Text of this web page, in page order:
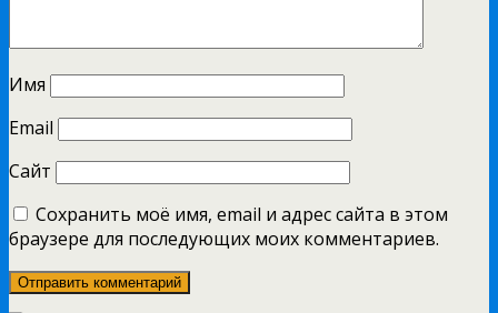
Имя
Email
Сайт
Сохранить моё имя, email и адрес сайта в этом
браузере для последующих моих комментариев.